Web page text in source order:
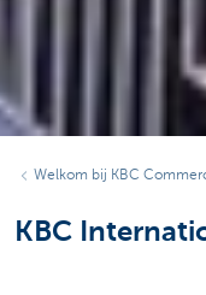
Welkom bij KBC
KBC